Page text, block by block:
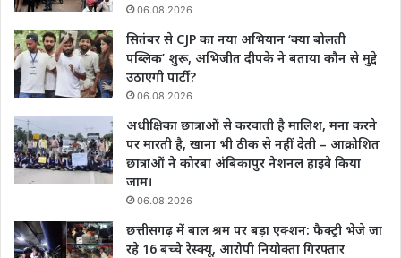
06.08.2026
सितंबर से CJP का नया अभियान ‘क्या बोलती
पब्लिक’ शुरू, अभिजीत दीपके ने बताया कौन से मुद्दे
उठाएगी पार्टी?
06.08.2026
अधीक्षिका छात्राओं से करवाती है मालिश, मना करने
पर मारती है, खाना भी ठीक से नहीं देती – आक्रोशित
छात्राओं ने कोरबा अंबिकापुर नेशनल हाइवे किया
जाम।
06.08.2026
छत्तीसगढ़ में बाल श्रम पर बड़ा एक्शन: फैक्ट्री भेजे जा
रहे 16 बच्चे रेस्क्यू, आरोपी नियोक्ता गिरफ्तार